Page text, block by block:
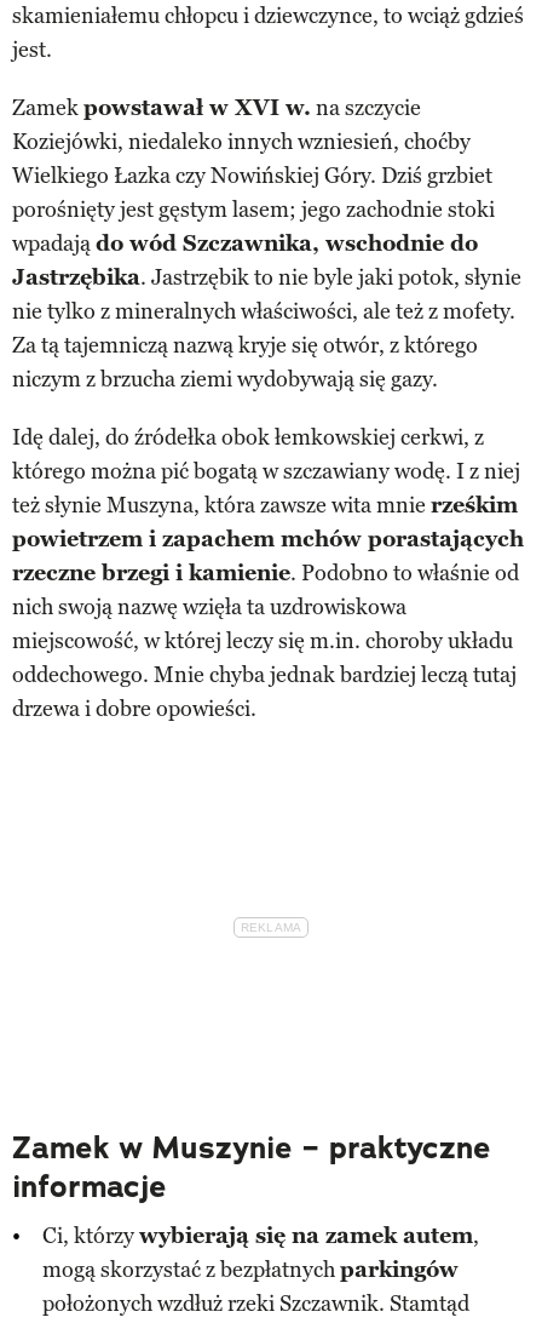
skamieniałemu chłopcu i dziewczynce, to wciąż gdzieś
jest.
Zamekpowstawał w XVI w. na szczycie
Koziejówki, niedaleko innych wzniesień, choćby
Wielkiego Łazka czy Nowińskiej Góry. Dziś grzbiet
porośnięty jest gęstym lasem; jego zachodnie stoki
wpadajądo wód Szczawnika, wschodnie do
Jastrzębika. Jastrzębik to nie byle jaki potok, słynie
nie tylko z mineralnych właściwości, ale też z mofety.
Za tą tajemniczą nazwą kryje się otwór, z którego
niczym z brzucha ziemi wydobywają się gazy.
Idę dalej, do źródełka obok łemkowskiej cerkwi, z
którego można pić bogatą w szczawiany wodę. I z niej
też słynie Muszyna, która zawsze wita mnie rześkim
powietrzem i zapachem mchów porastających
rzeczne brzegi i kamienie. Podobno to właśnie od
nich swoją nazwę wzięła ta uzdrowiskowa
miejscowość, w której leczy się m.in. choroby układu
oddechowego. Mnie chyba jednak bardziej leczą tutaj
drzewa i dobre opowieści.
Zamek w Muszynie – praktyczne
informacje
Ci, którzywybierają się na zamek autem,
mogą skorzystać z bezpłatnychparkingów
położonych wzdłuż rzeki Szczawnik. Stamtąd